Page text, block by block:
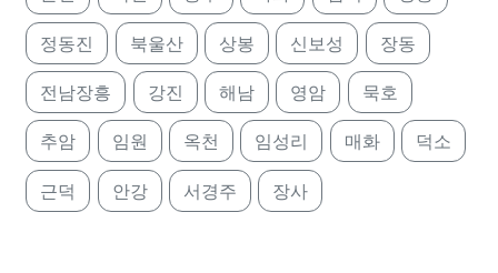
정동진 북울산 상봉 신보성 장동
전남장흥 강진 해남 영암 묵호
추암 임원 옥천 임성리 매화 덕소
근덕 안강 서경주 장사